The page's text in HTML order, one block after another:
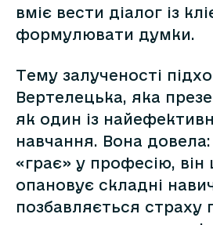
вміє вести діалог із
формулювати думки.
Тему залученості
Вертелецька, яка
як один із
навчання. Вона
«грає» у професію,
опановує складні
позбавляється страху